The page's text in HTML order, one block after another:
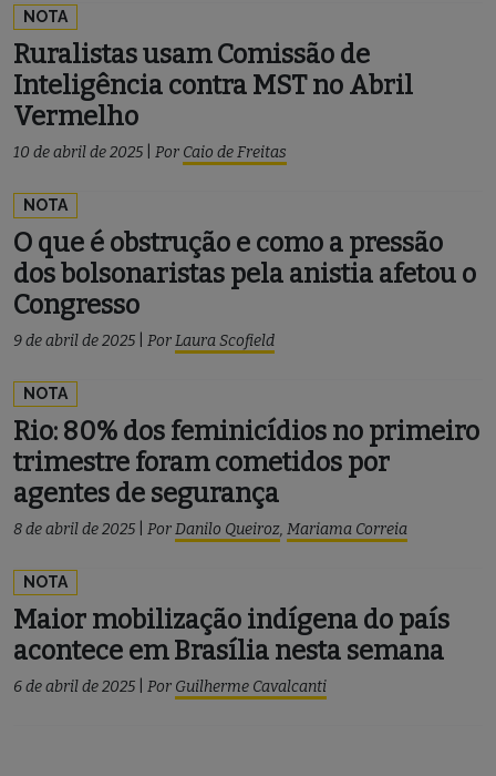
NOTA
Ruralistas usam Comissão de
Inteligência contra MST no Abril
Vermelho
10 de abril de 2025 Por Caio de Freitas
NOTA
O que é obstrução e como a pressão
dos bolsonaristas pela anistia afetou o
Congresso
9 de abril de 2025 PorLaura Scofield
NOTA
Rio: 80% dos feminicídios no primeiro
trimestre foram cometidos por
agentes de segurança
8 de abril de 2025 PorDanilo Queiroz, Mariama Correia
NOTA
Maior mobilização indígena do país
acontece em Brasília nesta semana
6 de abril de 2025 Por Guilherme Cavalcanti